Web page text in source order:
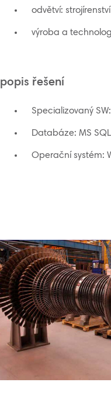
odvětví: strojírenství
výroba a
popis řešení
Specializovaný
Databáze: MS SQL
Operační systém: